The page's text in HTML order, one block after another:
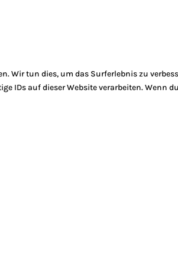
Wir tun dies, um das Surferlebnis zu
IDs auf dieser Website verarbeiten.